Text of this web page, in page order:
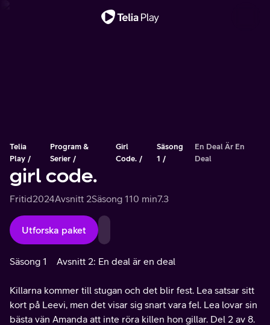
Telia
Play
Program &
Serier
Girl
Code.
Säsong
1
En Deal Är En
Deal
girl code.
Fritid2024Avsnitt 2Säsong 110 min7.3
Utforska paket
Säsong 1 Avsnitt 2: En deal är en deal
Killarna kommer till stugan och det blir fest. Lea satsar sitt
kort på Leevi, men det visar sig snart vara fel. Lea lovar sin
bästa vän Amanda att inte röra killen hon gillar. Del 2 av 8.